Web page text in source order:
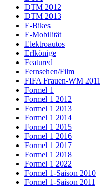
DTM 2012
DTM 2013
E-Bikes
E-Mobilität
Elektroautos
Erlkönige
Featured
Fernsehen/Film
FIFA Frauen-WM 2011
Formel 1
Formel 1 2012
Formel 1 2013
Formel 1 2014
Formel 1 2015
Formel 1 2016
Formel 1 2017
Formel 1 2018
Formel 1 2022
Formel 1-Saison 2010
Formel 1-Saison 2011